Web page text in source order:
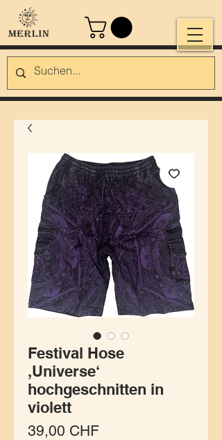
Festival Hose
,Universe‘
hochgeschnitten in
violett
39,00 CHFPreis